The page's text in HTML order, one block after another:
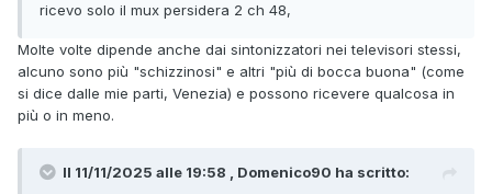
ricevo solo il mux persidera 2 ch 48,
Molte volte dipende anche dai sintonizzatori nei televisori stessi,
alcuno sono più "schizzinosi" e altri "più di bocca buona" (come
si dice dalle mie parti, Venezia) e possono ricevere qualcosa in
più o in meno.
Il 11/11/2025 alle 19:58 , Domenico90 ha scritto: